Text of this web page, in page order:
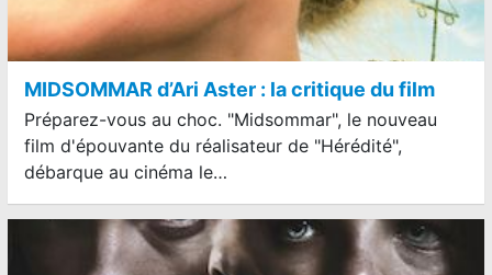
MIDSOMMAR d’Ari Aster : la critique du film
Préparez-vous au choc. "Midsommar", le nouveau
film d'épouvante du réalisateur de "Hérédité",
débarque au cinéma le…